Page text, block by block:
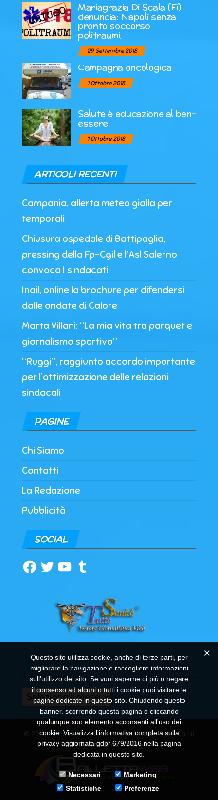
Mariagrazia Di Scala (Fi)
denuncia: Napoli senza
pronto soccorso
politraumi.
29 Settembre 2018
Campagna oncologica
1 Ottobre 2018
Salute è educazione al ben-
essere.
1 Ottobre 2018
ARTICOLI RECENTI
Campania, allerta meteo gialla per
temporali
Chiusura ospedale di Battipaglia,
pressing della Fp-Cgil e l’Asl Salerno
convoca I sindacati
Inail, online la brochure per difendersi
dalle ondate di Calore
Marta Villani: “La mia vita tra parquet e
giornalismo sportivo”
“Ruggi”, raggiunto accordo importante
per l’ottimizzazione delle relazioni
sindacali
PAGINE
Chi Siamo
Contatti
La Redazione
Pubblicità
SOCIAL
Facebook
TwitterYouTubeTumblr
ARCHIVI
Archivi
© 2018Tutto Sanità- News in tempo reale - Tutti i Diritti
Riservati - Powered By
Questo sito utilizza cookie, anche di terze parti, per
migliorare la navigazione e raccogliere informazioni
sull'utilizzo del sito. Se vuoi saperne di più o negare
il consenso ad alcuni o tutti i cookie puoi visitare le
pagine dedicate in questo sito. Chiudendo questo
banner, scorrendo questa pagina o cliccando
qualunque suo elemento acconsenti all'uso dei
cookie. Visualizza l'informativa completa sulla
privacy aggiornata gdpr 679/2016 nella pagina
dedicata in questo sito.
Necessari
Marketing
Statistiche
Preferenze